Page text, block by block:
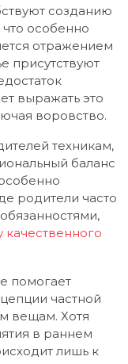
созданию
особенно
отражением
присутствуют
выражать это
воровство.
техникам,
баланс
родители часто
качественного
помогает
частной
вещам. Хотя
в раннем
лишь к